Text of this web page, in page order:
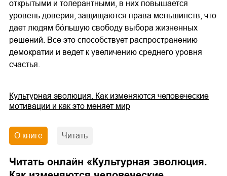
открытыми и толерантными, в них повышается
уровень доверия, защищаются права меньшинств, что
дает людям бóльшую свободу выбора жизненных
решений. Все это способствует распространению
демократии и ведет к увеличению среднего уровня
счастья.
Культурная эволюция. Как изменяются человеческие
мотивации и как это меняет мир
О книге Читать
Читать онлайн « Культурная эволюция.